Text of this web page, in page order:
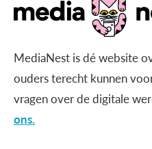
MediaNest is dé website
ouders terecht kunnen
vragen over de digitale
ons.